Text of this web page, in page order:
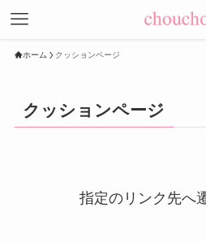
ホーム クッションページ
クッションページ
指定のリンク先へ